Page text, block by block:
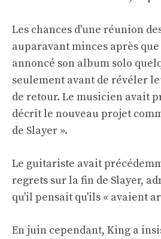
Les chances d'une réunion
auparavant minces après
annoncé son album solo
seulement avant de révéler
de retour. Le musicien avait
décrit le nouveau projet
de Slayer ».
Le guitariste avait
regrets sur la fin de Slayer,
qu'il pensait qu'ils « avaient
En juin cependant, King a